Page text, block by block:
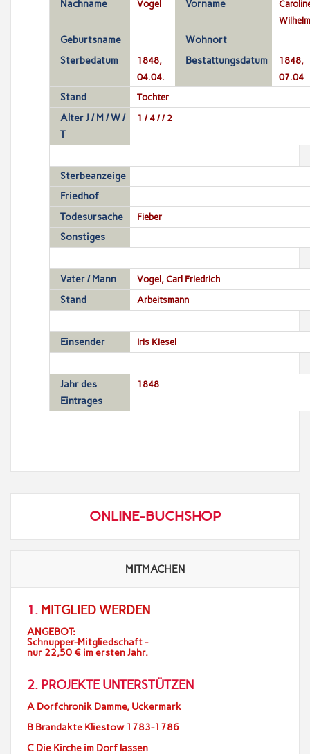
Nachname Vogel Vorname
Geburtsname
Wohnort
Sterbedatum
1848,
04.04.
Bestattungsdatum
1848,
07.04
Stand Tochter
Alter J / M / W /
T
1 / 4 / / 2
Sterbeanzeige
Friedhof
Todesursache
Fieber
Sonstiges
Vater / Mann Vogel, Carl Friedrich
Stand Arbeitsmann
Einsender Iris Kiesel
Jahr des
Eintrages
1848
ONLINE-BUCHSHOP
MITMACHEN
1. MITGLIED WERDEN
ANGEBOT:
Schnupper-Mitgliedschaft -
nur 22,50 € im ersten Jahr.
2. PROJEKTE UNTERSTÜTZEN
A Dorfchronik Damme, Uckermark
B Brandakte Kliestow 1783-1786
C Die Kirche im Dorf lassen